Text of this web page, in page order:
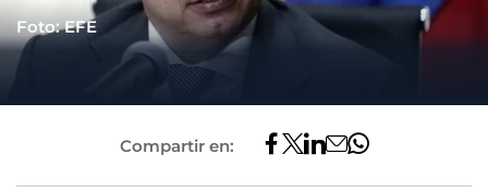
Foto: EFE
Compartir en: